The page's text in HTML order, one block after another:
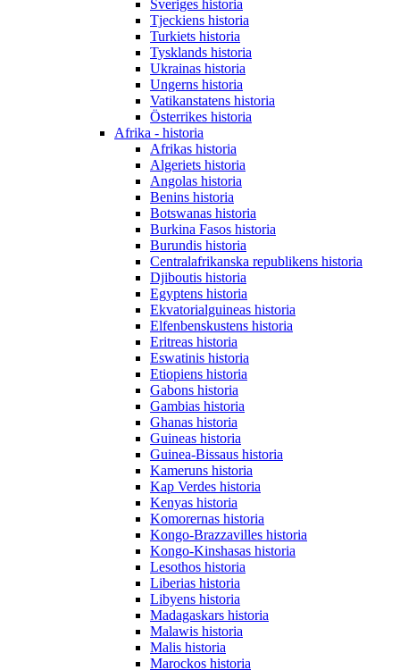
Sveriges historia
Tjeckiens historia
Turkiets historia
Tysklands historia
Ukrainas historia
Ungerns historia
Vatikanstatens historia
Österrikes historia
Afrika - historia
Afrikas historia
Algeriets historia
Angolas historia
Benins historia
Botswanas historia
Burkina Fasos historia
Burundis historia
Centralafrikanska republikens historia
Djiboutis historia
Egyptens historia
Ekvatorialguineas historia
Elfenbenskustens historia
Eritreas historia
Eswatinis historia
Etiopiens historia
Gabons historia
Gambias historia
Ghanas historia
Guineas historia
Guinea-Bissaus historia
Kameruns historia
Kap Verdes historia
Kenyas historia
Komorernas historia
Kongo-Brazzavilles historia
Kongo-Kinshasas historia
Lesothos historia
Liberias historia
Libyens historia
Madagaskars historia
Malawis historia
Malis historia
Marockos historia